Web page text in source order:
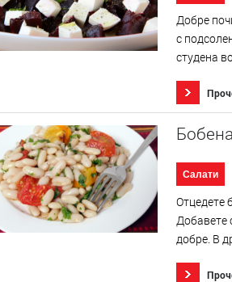
Добре
с
студена
Салати
Отцедете
Добавете
добре. В